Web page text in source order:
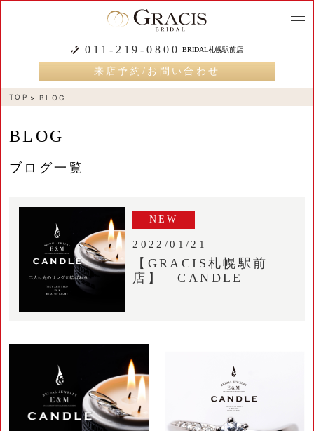
011-219-0800 BRIDAL札幌駅前店
来店予約/お問い合わせ
TOP BLOG
BLOG
ブログ一覧
NEW
2022/01/21
【GRACIS札幌駅前
店】 CANDLE